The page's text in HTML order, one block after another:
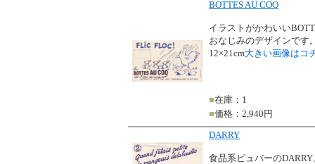
BOTTES AU COQ
イラストがかわいい
おなじみのデザインです
12×21cm大きい画像はコ
■在庫：1
■価格：2,940円
DARRY
食品系ビュバーのDARRY